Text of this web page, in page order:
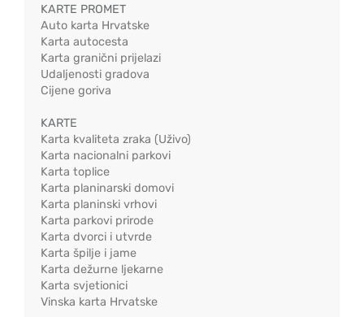
KARTE PROMET
Auto karta Hrvatske
Karta autocesta
Karta granični prijelazi
Udaljenosti gradova
Cijene goriva
KARTE
Karta kvaliteta zraka (Uživo)
Karta nacionalni parkovi
Karta toplice
Karta planinarski domovi
Karta planinski vrhovi
Karta parkovi prirode
Karta dvorci i utvrde
Karta špilje i jame
Karta dežurne ljekarne
Karta svjetionici
Vinska karta Hrvatske